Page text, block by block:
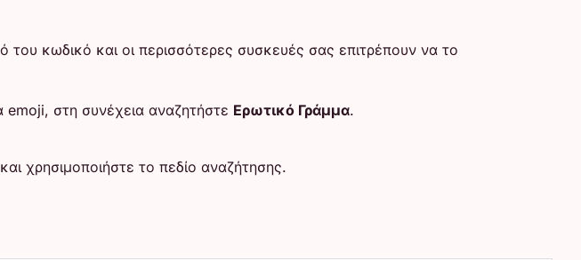
κωδικό και οι περισσότερες συσκευές σας επιτρέπουν να το
emoji, στη συνέχεια αναζητήστε Ερωτικό Γράμμα.
χρησιμοποιήστε το πεδίο αναζήτησης.